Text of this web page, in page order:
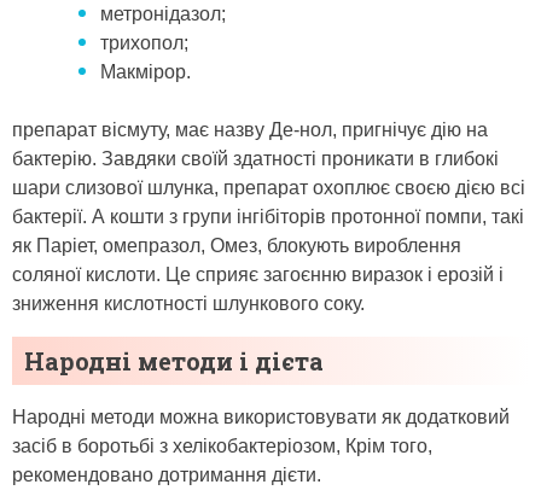
метронідазол;
трихопол;
Макмірор.
препарат вісмуту, має назву Де-нол, пригнічує дію на
бактерію. Завдяки своїй здатності проникати в глибокі
шари слизової шлунка, препарат охоплює своєю дією всі
бактерії. А кошти з групи інгібіторів протонної помпи, такі
як Паріет, омепразол, Омез, блокують вироблення
соляної кислоти. Це сприяє загоєнню виразок і ерозій і
зниження кислотності шлункового соку.
Народні методи і дієта
Народні методи можна використовувати як додатковий
засіб в боротьбі з хелікобактеріозом, Крім того,
рекомендовано дотримання дієти.